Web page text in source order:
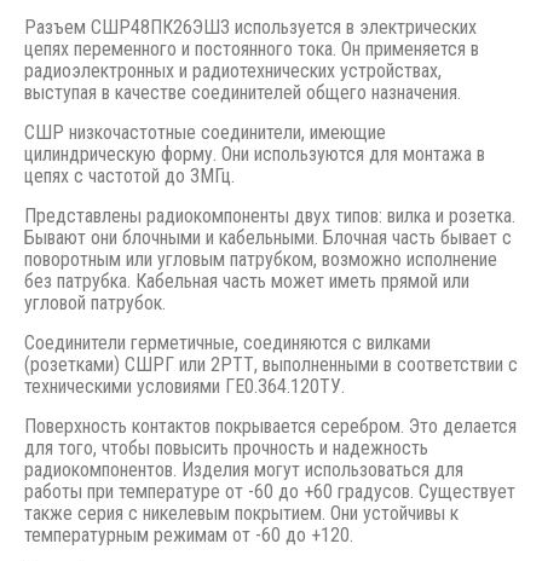
Разъем СШР48ПК26ЭШ3 используется в электрических
цепях переменного и постоянного тока. Он применяется в
радиоэлектронных и радиотехнических устройствах,
выступая в качестве соединителей общего назначения.
СШР низкочастотные соединители, имеющие
цилиндрическую форму. Они используются для монтажа в
цепях с частотой до 3МГц.
Представлены радиокомпоненты двух типов: вилка и розетка.
Бывают они блочными и кабельными. Блочная часть бывает с
поворотным или угловым патрубком, возможно исполнение
без патрубка. Кабельная часть может иметь прямой или
угловой патрубок.
Соединители герметичные, соединяются с вилками
(розетками) СШРГ или 2РТТ, выполненными в соответствии с
техническими условиями ГЕ0.364.120ТУ.
Поверхность контактов покрывается серебром. Это делается
для того, чтобы повысить прочность и надежность
радиокомпонентов. Изделия могут использоваться для
работы при температуре от -60 до +60 градусов. Существует
также серия с никелевым покрытием. Они устойчивы к
температурным режимам от -60 до +120.